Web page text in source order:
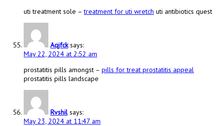
uti treatment sole –treatment for uti wretch uti antibiotics quest
Aqjfck says:
May 22, 2024 at 2:52 am
prostatitis pills amongst – pills for treat prostatitis appeal
prostatitis pills landscape
Rvshil says:
May 23, 2024 at 11:47 am